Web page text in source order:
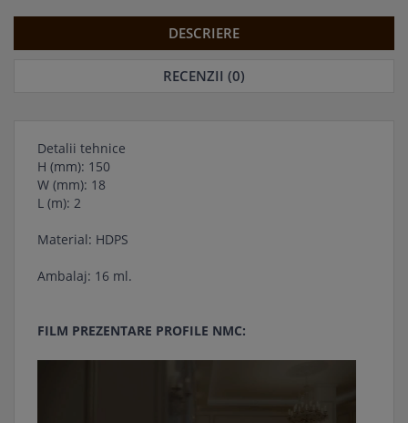
DESCRIERE
RECENZII (0)
Detalii tehnice
H (mm): 150
W (mm): 18
L (m): 2
Material: HDPS
Ambalaj: 16 ml.
FILM PREZENTARE PROFILE NMC: